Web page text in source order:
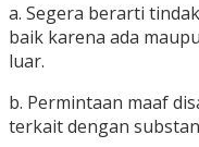
a. Segera berarti
baik karena ada
luar.
b. Permintaan maaf
terkait dengan